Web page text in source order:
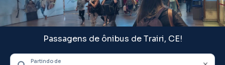
Passagens de ônibus de Trairi, CE!
Partindo de